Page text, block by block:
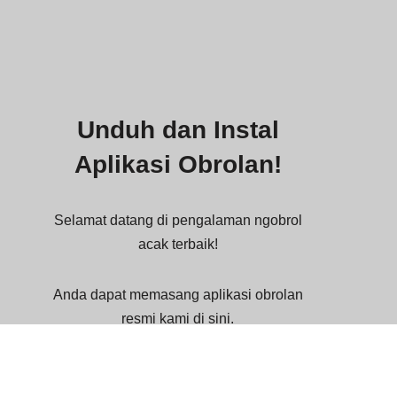
Unduh dan Instal
Aplikasi Obrolan!
Selamat datang di pengalaman ngobrol
acak terbaik!
Anda dapat memasang aplikasi obrolan
resmi kami di sini.